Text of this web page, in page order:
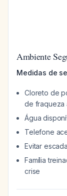
Ambiente
Medidas de
Cloreto de
de fraqueza
Água
Telefone
Evitar
Família
crise